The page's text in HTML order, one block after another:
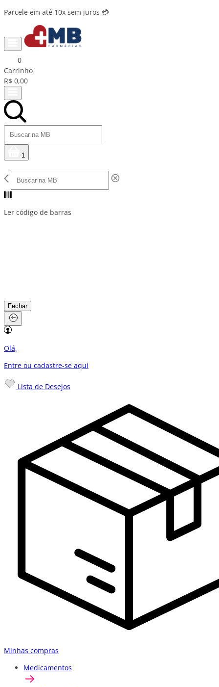
Parcele em até 10x sem juros 💳
0
Carrinho
R$ 0,00
1
Ler código de barras
Fechar
Olá,
Entre ou cadastre-se aqui
Lista de Desejos
Minhas compras
Medicamentos